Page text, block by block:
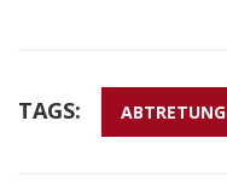
TAGS: ABTRETUNG